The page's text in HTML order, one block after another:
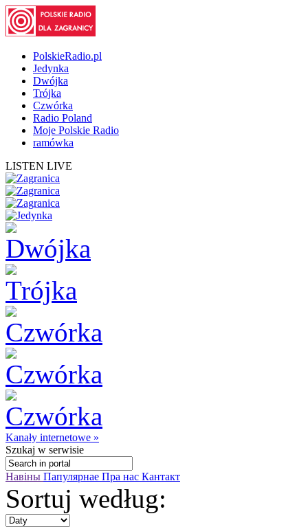
PolskieRadio.pl
Jedynka
Dwójka
Trójka
Czwórka
Radio Poland
Moje Polskie Radio
ramówka
LISTEN LIVE
Kanały internetowe »
Szukaj w serwisie
Навіны Папулярнае Пра нас Кантакт
Sortuj według: